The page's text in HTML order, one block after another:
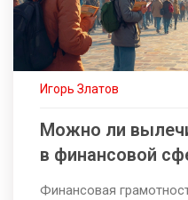
Игорь Златов
Можно ли
в финансовой
Финансовая